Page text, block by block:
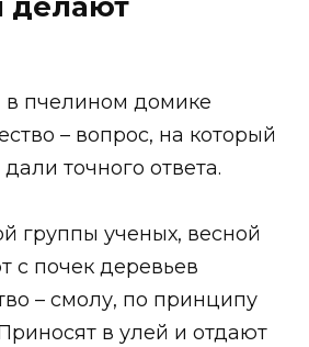
в пчелином домике
– вопрос, на который
точного ответа.
группы ученых, весной
с почек деревьев
– смолу, по принципу
в улей и отдают